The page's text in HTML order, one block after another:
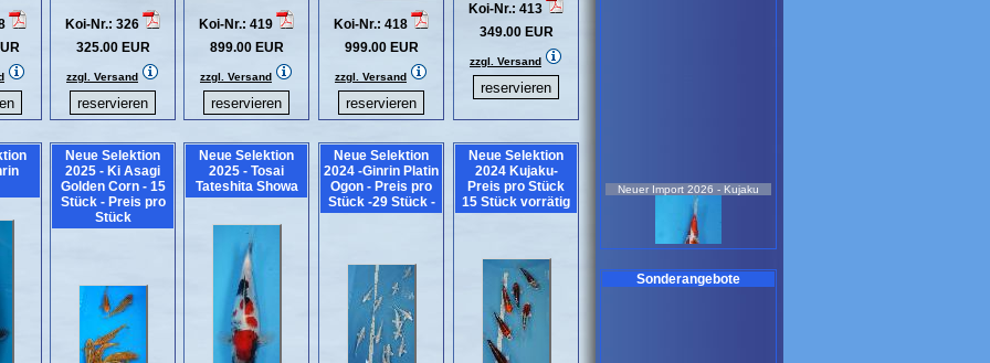
Koi-Nr.: 326
325.00 EUR
zzgl. Versand
Koi-Nr.: 419
899.00 EUR
zzgl. Versand
Koi-Nr.: 418
999.00 EUR
zzgl. Versand
Koi-Nr.: 413
349.00 EUR
zzgl. Versand
Neue Selektion
2025 - Ki Asagi
Golden Corn - 15
Stück - Preis pro
Stück
Neue Selektion
2025 - Tosai
Tateshita Showa
Neue Selektion
2024 -Ginrin Platin
Ogon - Preis pro
Stück -29 Stück -
Neue Selektion
2024 Kujaku-
Preis pro Stück
15 Stück vorrätig
Neuer Import 2026 - Kujaku
Sonderangebote